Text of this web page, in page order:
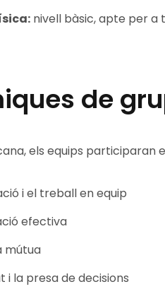
nivell bàsic, apte per a
de
els equips participaran
i el treball en equip
efectiva
mútua
i la presa de decisions